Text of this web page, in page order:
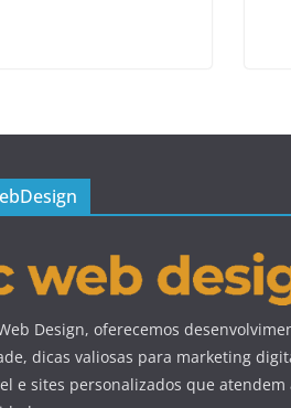
Design, oferecemos
dicas valiosas para marketing
e sites personalizados que atendem